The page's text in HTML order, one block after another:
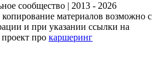
сообщество | 2013 - 2026
материалов возможно с
и при указании ссылки на
про каршеринг